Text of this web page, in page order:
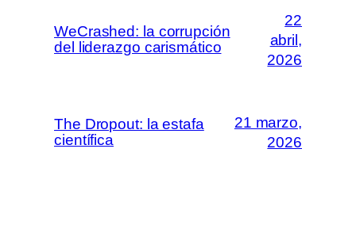
WeCrashed: la corrupción
del liderazgo carismático
22
abril,
2026
The Dropout: la estafa
científica
21 marzo,
2026